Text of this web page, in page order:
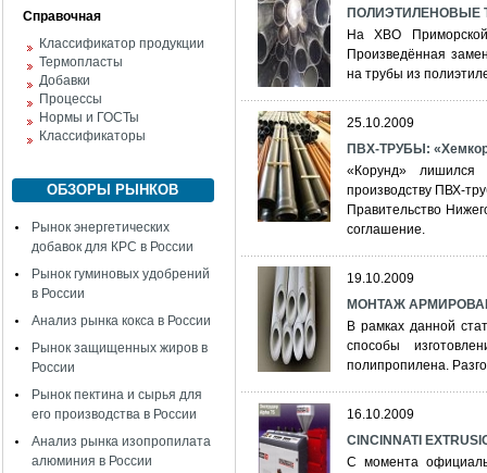
Справочная
Классификатор продукции
Термопласты
Добавки
Процессы
Нормы и ГОСТы
Классификаторы
ОБЗОРЫ РЫНКОВ
Рынок энергетических
добавок для КРС в России
Рынок гуминовых удобрений
в России
Анализ рынка кокса в России
Рынок защищенных жиров в
России
Рынок пектина и сырья для
его производства в России
Анализ рынка изопропилата
алюминия в России
ПОЛИЭТИЛЕНОВЫЕ
На ХВО
Произведённая
на трубы из
25.10.2009
ПВХ-ТРУБЫ:
«Корунд» лишился
производству ПВХ-
Правительство
соглашение.
19.10.2009
МОНТАЖ
В рамках данной
способы
полипропилена.
16.10.2009
CINCINNATI
С момента